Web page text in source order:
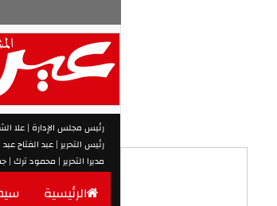
رئيس مجلس الإدارة | علا
رئيس التحرير | عبد الفتاح
مديرا التحرير | محمود ترك |
الرئيسية